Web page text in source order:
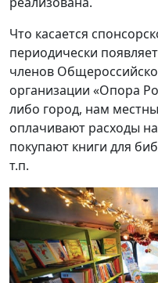
Что касается
периодически
членов
организации «Опора
либо город, нам
оплачивают расходы
покупают книги для
т.п.